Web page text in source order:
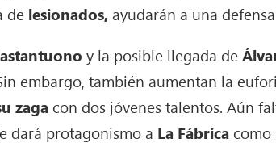
de lesionados, ayudarán a una
y la posible llegada de
embargo, también aumentan la
zaga con dos jóvenes talentos. Aún
dará protagonismo a La Fábrica como